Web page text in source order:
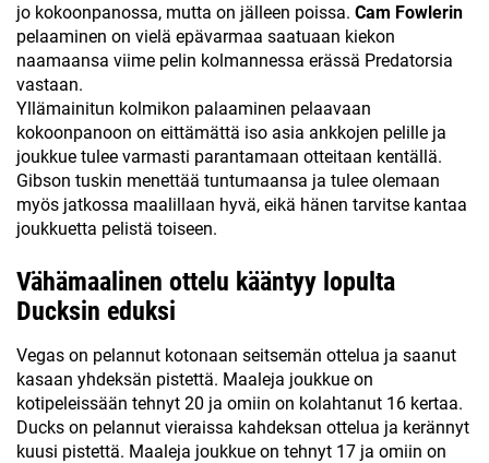
jo kokoonpanossa, mutta on jälleen poissa. Cam Fowlerin
pelaaminen on vielä epävarmaa saatuaan kiekon
naamaansa viime pelin kolmannessa erässä Predatorsia
vastaan.
Yllämainitun kolmikon palaaminen pelaavaan
kokoonpanoon on eittämättä iso asia ankkojen pelille ja
joukkue tulee varmasti parantamaan otteitaan kentällä.
Gibson tuskin menettää tuntumaansa ja tulee olemaan
myös jatkossa maalillaan hyvä, eikä hänen tarvitse kantaa
joukkuetta pelistä toiseen.
Vähämaalinen ottelu kääntyy lopulta
Ducksin eduksi
Vegas on pelannut kotonaan seitsemän ottelua ja saanut
kasaan yhdeksän pistettä. Maaleja joukkue on
kotipeleissään tehnyt 20 ja omiin on kolahtanut 16 kertaa.
Ducks on pelannut vieraissa kahdeksan ottelua ja kerännyt
kuusi pistettä. Maaleja joukkue on tehnyt 17 ja omiin on